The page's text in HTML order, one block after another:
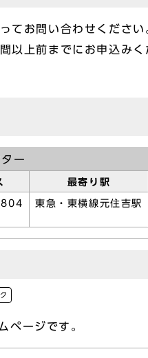
てお問い合わせください
以上前までにお申込みく
ー
最寄り駅
東急・東横線元住吉駅
ページです。